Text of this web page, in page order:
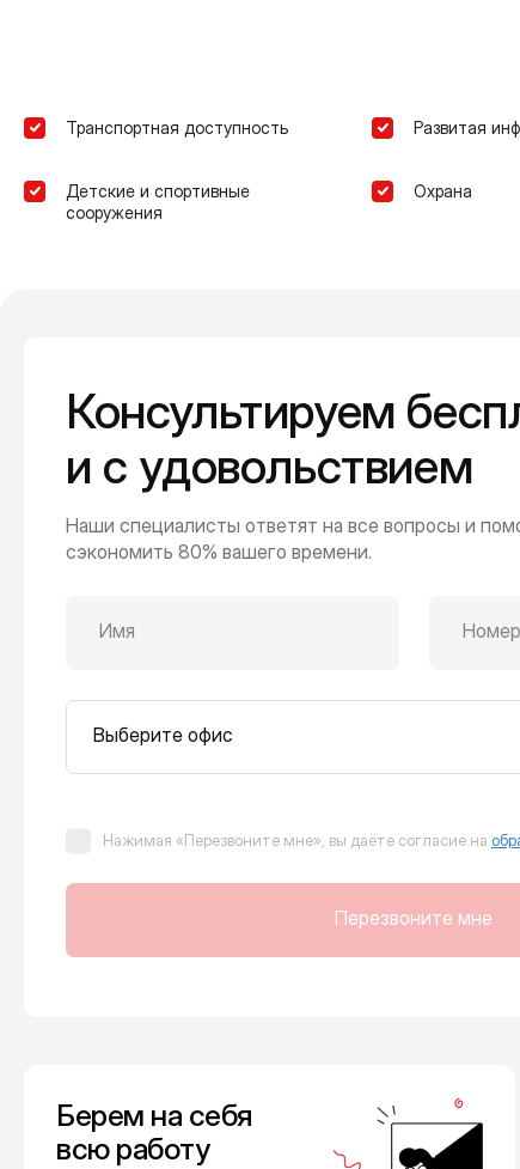
Транспортная доступность Развитая
Детские и спортивные
сооружения
Охрана
Консультируем
и с удовольствием
Наши специалисты ответят на все вопросы и
сэкономить 80% вашего времени.
Имя
Выберите офис
Нажимая «Перезвоните мне», вы даёте согласие на
Перезвоните мне
Берем на себя
всю работу